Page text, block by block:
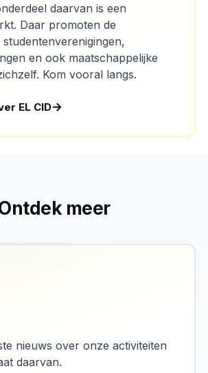
daarvan is een
Daar promoten de
en ook maatschappelijke
Kom vooral langs.
EL CID
meer
nieuws over onze activiteiten
daarvan.